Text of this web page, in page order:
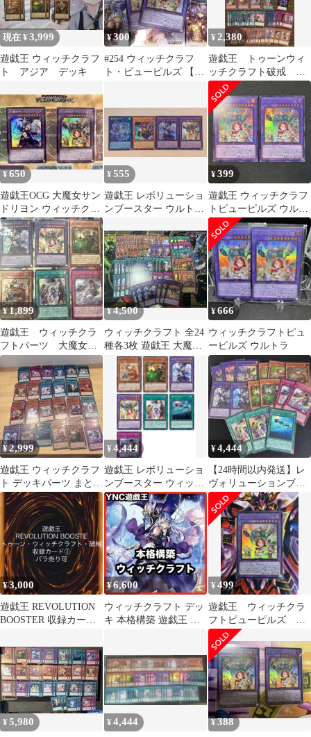
現在 ¥3,999
遊戯王 ウィッチクラフ
ト アジア デッキ
¥300
#254 ウィッチクラフ
ト・ピューピルズ 【ウ
¥ 2,380
遊戯王 トゥーンウィ
ッチクラフト破戒 ま
とめ売り
¥650
遊戯王OCG 大魔女サン
ドリヨン ウィッチクラ
フト・ピューピルズ
④
¥555
遊戯王 レボリューショ
ンブースター ウルトラ
¥399
遊戯王 ウィッチクラフ
トピューピルズ ウルト
ラ3枚
¥1,899
遊戯王 ウィッチクラ
フトパーツ 大魔女サ
ンドリヨン等6枚
¥4,500
ウィッチクラフト 全24
種各3枚 遊戯王 大魔女
サンドリヨン 魔女の聖
夜行 ⑧
¥666
ウィッチクラフトピュ
ーピルズ ウルトラ
¥2,999
遊戯王 ウィッチクラフ
ト デッキパーツ まとめ
売り
¥4,444
遊戯王 レボリューショ
ンブースター ウィッチ
クラフト フルコンプ セ
ット 各3枚
¥4,444
【24時間以内発送】レ
ヴォリューションブー
スター1 ウィッチクラ
フトセット
¥3,000
遊戯王 REVOLUTION
BOOSTER 収録カード
¥6,600
ウィッチクラフト デッ
キ 本格構築 遊戯王 灰
¥499
遊戯王 ウィッチクラ
フトピューピルズ ウ
ルトラ
¥5,980 ¥4,444 ¥388